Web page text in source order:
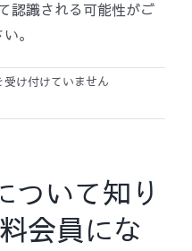
認識される可能性がご
。
受け付けていません
ついて知り
会員にな